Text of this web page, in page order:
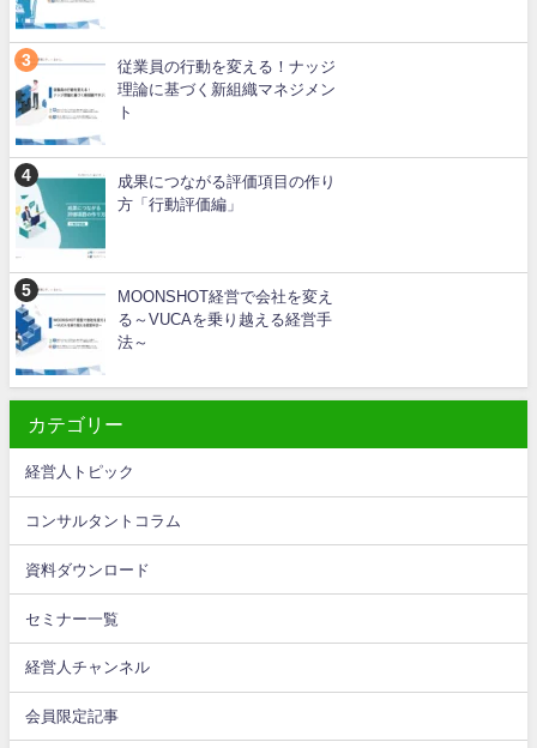
従業員の行動を変える！ナッジ
理論に基づく新組織マネジメン
ト
成果につながる評価項目の作り
方「行動評価編」
MOONSHOT経営で会社を変え
る～VUCAを乗り越える経営手
法～
カテゴリー
経営人トピック
コンサルタントコラム
資料ダウンロード
セミナー一覧
経営人チャンネル
会員限定記事